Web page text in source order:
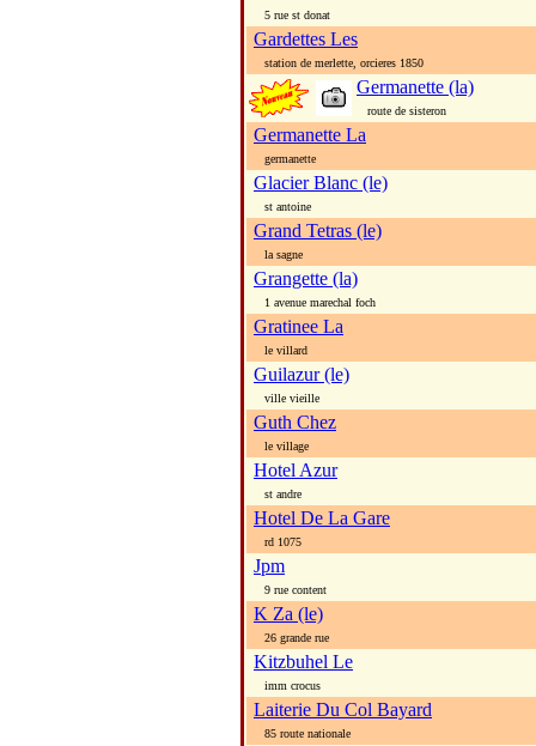
5 rue st donat
Gardettes Les
station de merlette, orcieres 1850
Germanette (la)
route de sisteron
Germanette La
germanette
Glacier Blanc (le)
st antoine
Grand Tetras (le)
la sagne
Grangette (la)
1 avenue marechal foch
Gratinee La
le villard
Guilazur (le)
ville vieille
Guth Chez
le village
Hotel Azur
st andre
Hotel De La Gare
rd 1075
Jpm
9 rue content
K Za (le)
26 grande rue
Kitzbuhel Le
imm crocus
Laiterie Du Col Bayard
85 route nationale